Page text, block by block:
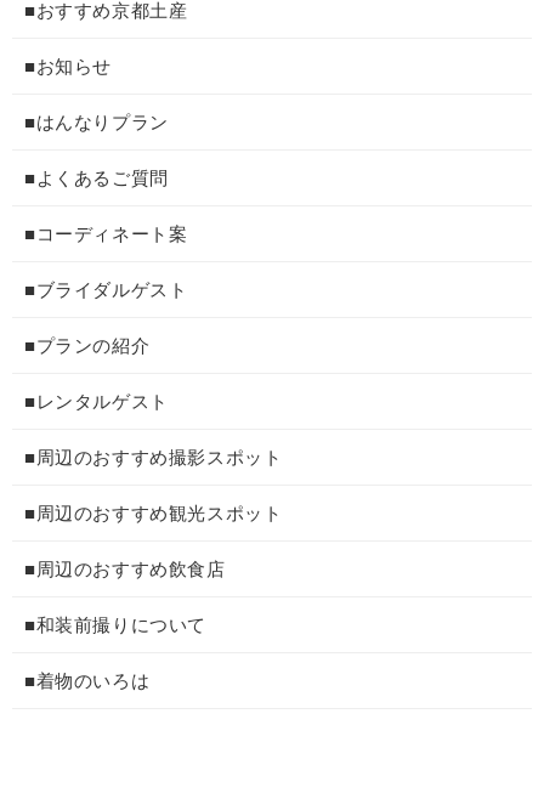
■おすすめ京都土産
■お知らせ
■はんなりプラン
■よくあるご質問
■コーディネート案
■ブライダルゲスト
■プランの紹介
■レンタルゲスト
■周辺のおすすめ撮影スポット
■周辺のおすすめ観光スポット
■周辺のおすすめ飲食店
■和装前撮りについて
■着物のいろは